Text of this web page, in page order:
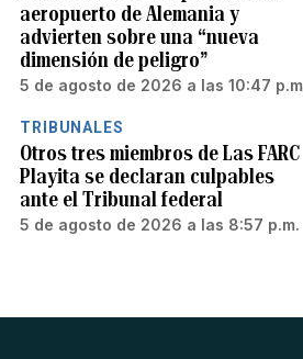
aeropuerto de Alemania y
advierten sobre una “nueva
dimensión de peligro”
5 de agosto de 2026 a las 10:47
TRIBUNALES
Otros tres miembros de Las FARC
Playita se declaran culpables
ante el Tribunal federal
5 de agosto de 2026 a las 8:57 p.m.